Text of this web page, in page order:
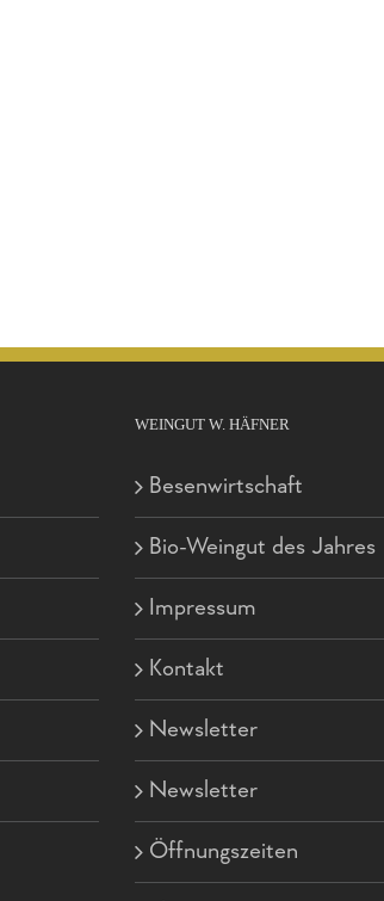
WEINGUT W. HÄFNER
Besenwirtschaft
Bio-Weingut des Jahres
Impressum
Kontakt
Newsletter
Newsletter
Öffnungszeiten